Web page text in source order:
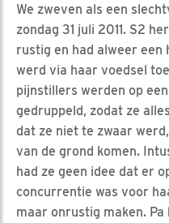
We zweven als een
zondag 31 juli 2011. S2
rustig en had alweer een
werd via haar voedsel
pijnstillers werden op
gedruppeld, zodat ze
dat ze niet te zwaar
van de grond komen.
had ze geen idee dat er
concurrentie was voor
maar onrustig maken.